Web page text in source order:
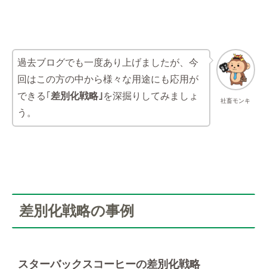
社畜モンキ
過去ブログでも一度あり上げましたが、今
回はこの方の中から様々な用途にも応用が
できる｢ 差別化戦略｣ を深掘りしてみましょ
う。
差別化戦略の事例
スターバックスコーヒーの差別化戦略